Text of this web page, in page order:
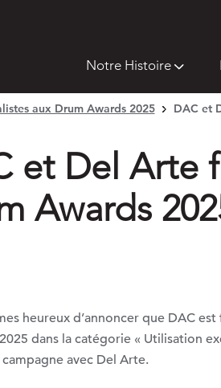
Notre Histoire
aux Drum Awards 2025 DAC et
et Del Arte
Awards
heureux d’annoncer que DAC
dans la catégorie « Utilisation
avec Del Arte.